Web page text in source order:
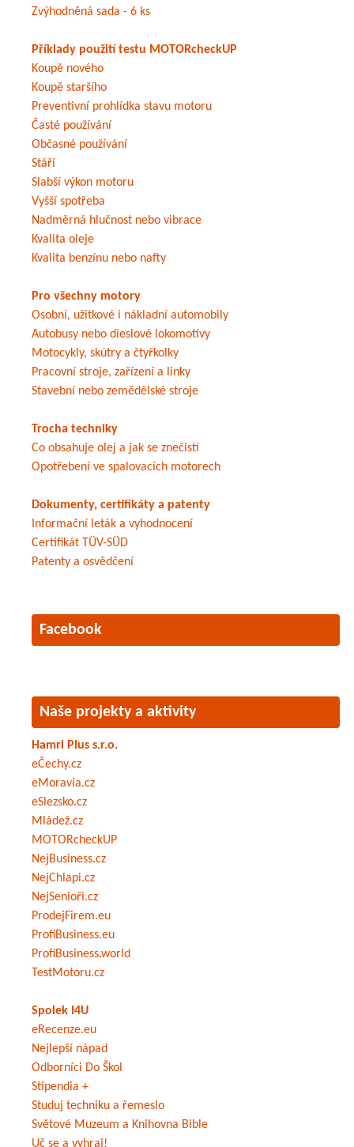
Zvýhodněná sada - 6 ks
Příklady použití testu MOTORcheckUP
Koupě nového
Koupě staršího
Preventivní prohlídka stavu motoru
Časté používání
Občasné používání
Stáří
Slabší výkon motoru
Vyšší spotřeba
Nadměrná hlučnost nebo vibrace
Kvalita oleje
Kvalita benzínu nebo nafty
Pro všechny motory
Osobní, užitkové i nákladní automobily
Autobusy nebo dieslové lokomotivy
Motocykly, skútry a čtyřkolky
Pracovní stroje, zařízení a linky
Stavební nebo zemědělské stroje
Trocha techniky
Co obsahuje olej a jak se znečistí
Opotřebení ve spalovacích motorech
Dokumenty, certifikáty a patenty
Informační leták a vyhodnocení
Certifikát TÜV-SÜD
Patenty a osvědčení
Facebook
Naše projekty a aktivity
Hamri Plus s.r.o.
eČechy.cz
eMoravia.cz
eSlezsko.cz
Mládež.cz
MOTORcheckUP
NejBusiness.cz
NejChlapi.cz
NejSenioři.cz
ProdejFirem.eu
ProfiBusiness.eu
ProfiBusiness.world
TestMotoru.cz
Spolek I4U
eRecenze.eu
Nejlepší nápad
Odborníci Do Škol
Stipendia +
Studuj techniku a řemeslo
Světové Muzeum a Knihovna Bible
Uč se a vyhraj!